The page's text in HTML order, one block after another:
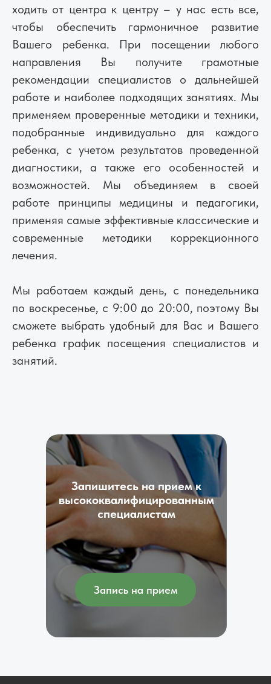
ходить от центра к центру – у нас есть все,
чтобы обеспечить гармоничное развитие
Вашего ребенка. При посещении любого
направления Вы получите грамотные
рекомендации специалистов о дальнейшей
работе и наиболее подходящих занятиях. Мы
применяем проверенные методики и техники,
подобранные индивидуально для каждого
ребенка, с учетом результатов проведенной
диагностики, а также его особенностей и
возможностей. Мы объединяем в своей
работе принципы медицины и педагогики,
применяя самые эффективные классические и
современные методики коррекционного
лечения.
Мы работаем каждый день, с понедельника
по воскресенье, с 9:00 до 20:00, поэтому Вы
сможете выбрать удобный для Вас и Вашего
ребенка график посещения специалистов и
занятий.
Запишитесь на прием к
высококвалифицированным
специалистам
Запись на прием